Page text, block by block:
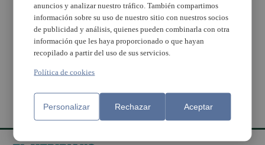
Paiporta emprendrà
una sèrie d’accions per
a difondre entre la
població el dret a una
mort digna
anuncios y analizar nuestro tráfico. También compartimos
información sobre su uso de nuestro sitio con nuestros socios
de publicidad y análisis, quienes pueden combinarla con otra
información que les haya proporcionado o que hayan
recopilado a partir del uso de sus servicios.
Política de cookies
Personalizar Rechazar Aceptar